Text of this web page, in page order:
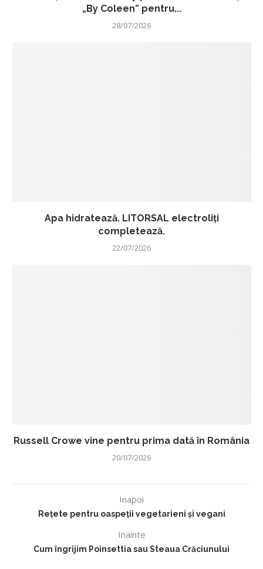
„By Coleen” pentru...
28/07/2026
Apa hidratează. LITORSAL electroliți
completează.
22/07/2026
Russell Crowe vine pentru prima dată în România
20/07/2026
Inapoi
Rețete pentru oaspeții vegetarieni și vegani
Inainte
Cum îngrijim Poinsettia sau Steaua Crăciunului